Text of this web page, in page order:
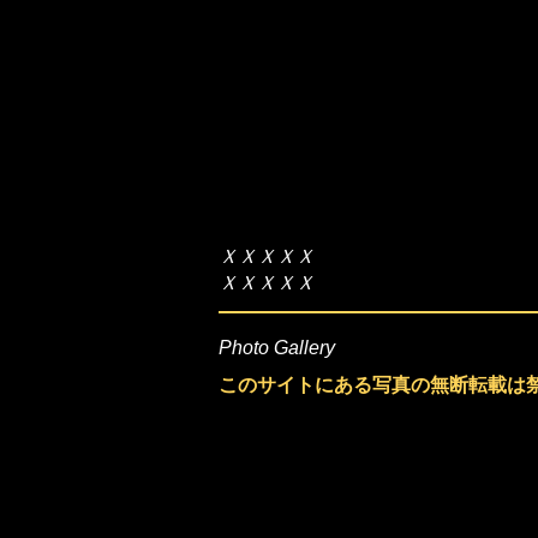
ＸＸＸＸＸ
​ＸＸＸＸＸ
Photo Gallery
このサイトにある写真の無断転載は